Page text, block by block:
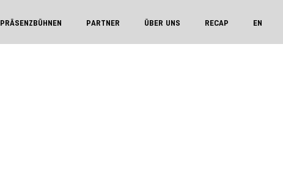
PRÄSENZBÜHNEN PARTNER ÜBER UNS RECAP EN